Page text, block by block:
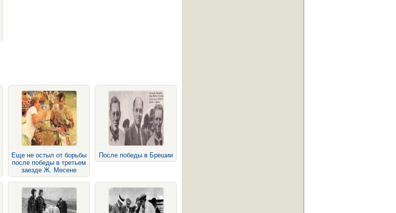
Еще не остыл от борьбы
после победы в третьем
заезде Ж. Месене
После победы в Брешии